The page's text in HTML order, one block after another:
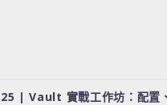
25 | Vault 實戰工作坊：配置